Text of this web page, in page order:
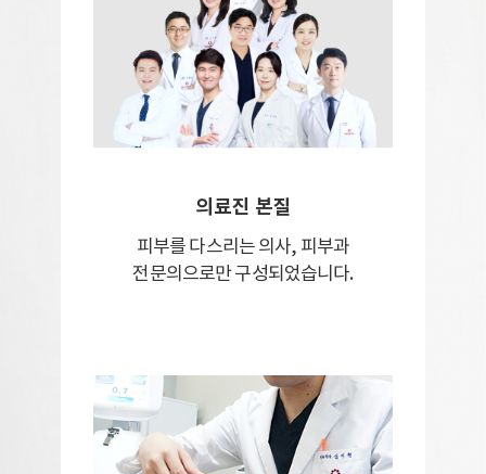
의료진 본질
피부를 다스리는 의사, 피부과
전문의으로만 구성되었습니다.